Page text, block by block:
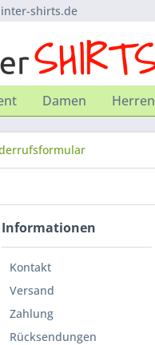
shirts.de
Damen Herren
Informationen
Kontakt
Versand
Zahlung
Rücksendungen